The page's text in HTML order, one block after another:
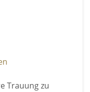
Trauung zu